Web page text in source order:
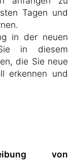
Tagen und
in der neuen
in diesem
die Sie neue
erkennen und
von